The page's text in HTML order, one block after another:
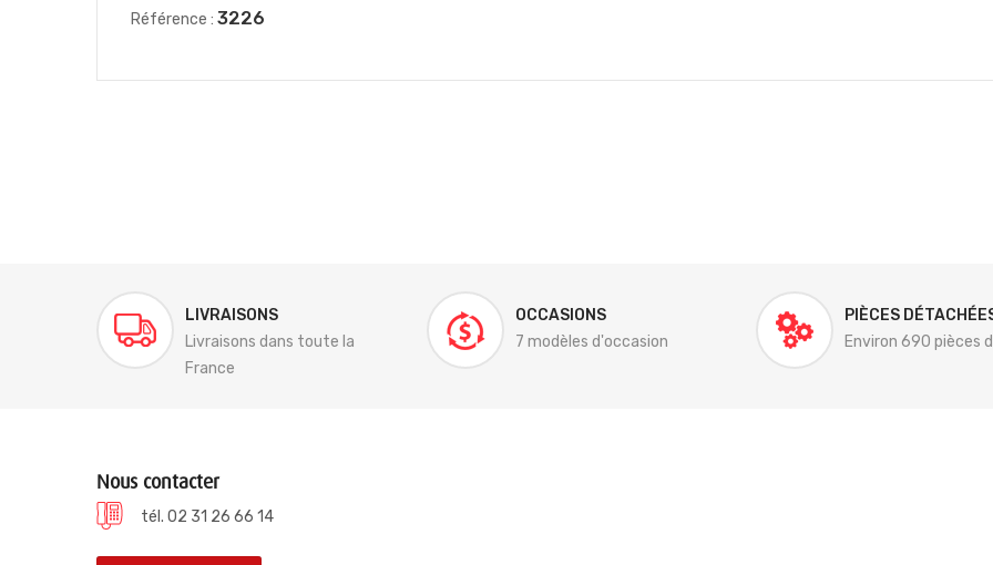
Référence : 3226
LIVRAISONS
Livraisons dans toute la
France
OCCASIONS
7 modèles d'occasion
PIÈCES
Environ 690 pièces
Nous contacter
tél. 02 31 26 66 14